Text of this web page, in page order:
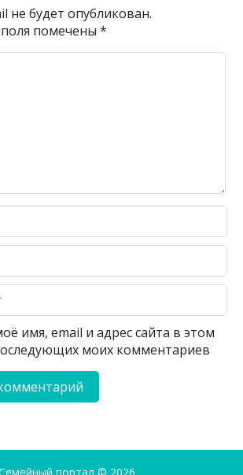
не будет опубликован.
помечены*
имя, email и адрес сайта в этом
моих комментариев